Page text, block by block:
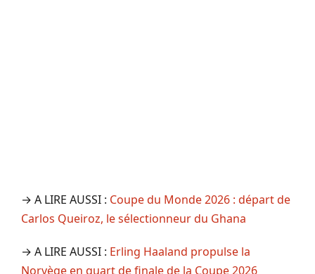
→ A LIRE AUSSI : Coupe du Monde 2026 : départ de
Carlos Queiroz, le sélectionneur du Ghana
→ A LIRE AUSSI : Erling Haaland propulse la
Norvège en quart de finale de la Coupe 2026